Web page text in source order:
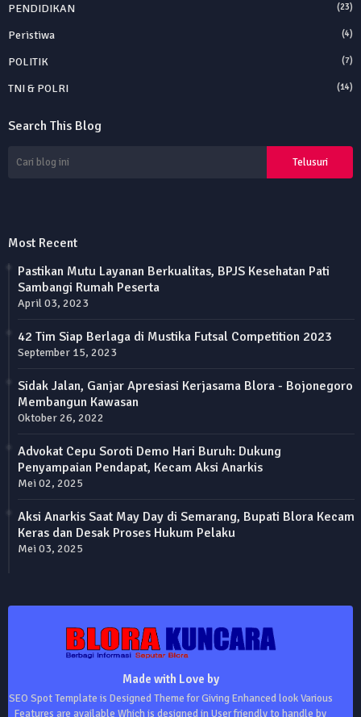
PENDIDIKAN (23)
Peristiwa (4)
POLITIK (7)
TNI & POLRI (14)
Search This Blog
Most Recent
Pastikan Mutu Layanan Berkualitas, BPJS Kesehatan Pati
Sambangi Rumah Peserta
April 03, 2023
42 Tim Siap Berlaga di Mustika Futsal Competition 2023
September 15, 2023
Sidak Jalan, Ganjar Apresiasi Kerjasama Blora - Bojonegoro
Membangun Kawasan
Oktober 26, 2022
Advokat Cepu Soroti Demo Hari Buruh: Dukung
Penyampaian Pendapat, Kecam Aksi Anarkis
Mei 02, 2025
Aksi Anarkis Saat May Day di Semarang, Bupati Blora Kecam
Keras dan Desak Proses Hukum Pelaku
Mei 03, 2025
Made with Love by
SEO Spot Template is Designed Theme for Giving Enhanced look Various
Features are available Which is designed in User friendly to handle by